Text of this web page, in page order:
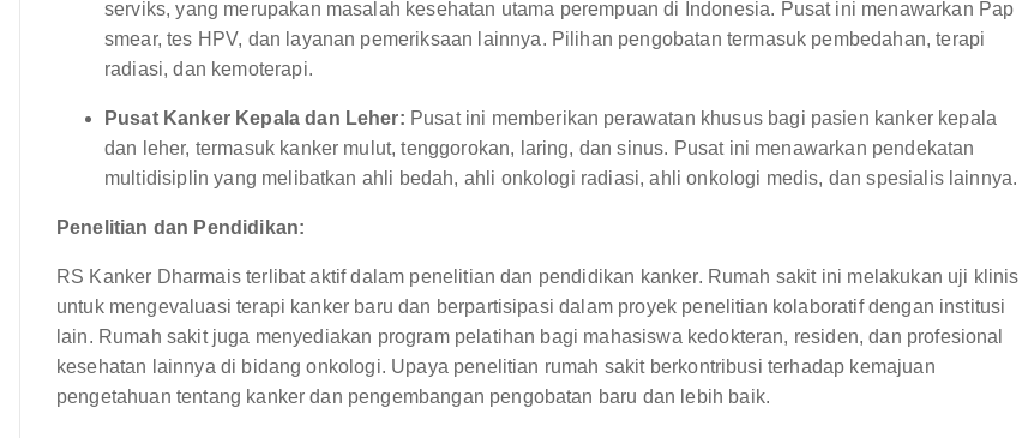
serviks, yang merupakan masalah kesehatan utama perempuan di Indonesia. Pusat ini menawarkan Pap
smear, tes HPV, dan layanan pemeriksaan lainnya. Pilihan pengobatan termasuk pembedahan, terapi
radiasi, dan kemoterapi.
Pusat Kanker Kepala dan Leher: Pusat ini memberikan perawatan khusus bagi pasien kanker kepala
dan leher, termasuk kanker mulut, tenggorokan, laring, dan sinus. Pusat ini menawarkan pendekatan
multidisiplin yang melibatkan ahli bedah, ahli onkologi radiasi, ahli onkologi medis, dan spesialis lainnya.
Penelitian dan Pendidikan:
RS Kanker Dharmais terlibat aktif dalam penelitian dan pendidikan kanker. Rumah sakit ini melakukan uji klinis
untuk mengevaluasi terapi kanker baru dan berpartisipasi dalam proyek penelitian kolaboratif dengan institusi
lain. Rumah sakit juga menyediakan program pelatihan bagi mahasiswa kedokteran, residen, dan profesional
kesehatan lainnya di bidang onkologi. Upaya penelitian rumah sakit berkontribusi terhadap kemajuan
pengetahuan tentang kanker dan pengembangan pengobatan baru dan lebih baik.